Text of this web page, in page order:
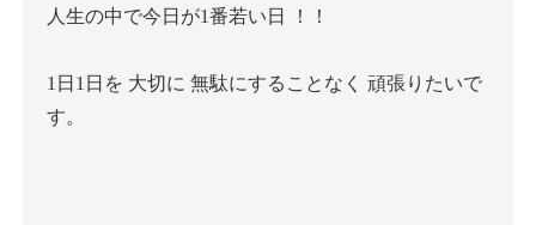
人生の中で今日が1番若い日 ！！
1 日 1 日を 大切に 無駄にすることなく 頑張りたいで
す。